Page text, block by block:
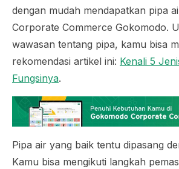
dengan mudah mendapatkan pipa
Corporate Commerce Gokomodo.
wawasan tentang pipa, kamu bisa
rekomendasi artikel ini: Kenali 5
Fungsinya.
Pipa air yang baik tentu dipasang
Kamu bisa mengikuti langkah